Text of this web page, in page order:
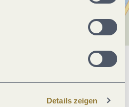
Details zeigen
Informationen